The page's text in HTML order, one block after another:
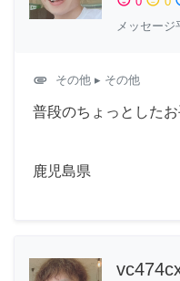
メッセージ
attachment その他 ▸ その他
普段のちょっとしたお
鹿児島県